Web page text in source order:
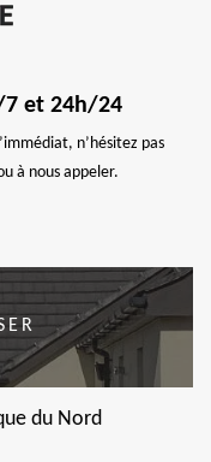
7 et 24h/24
n’hésitez pas
à nous appeler.
du Nord